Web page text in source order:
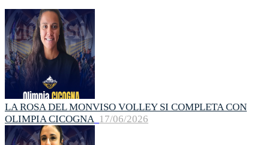
LA ROSA DEL MONVISO VOLLEY SI COMPLETA CON
OLIMPIA CICOGNA 17/06/2026